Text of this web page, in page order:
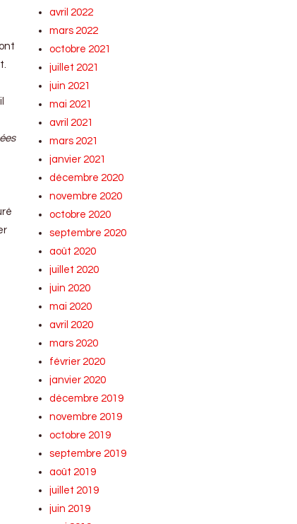
avril 2022
mars 2022
octobre 2021
juillet 2021
juin 2021
mai 2021
avril 2021
mars 2021
janvier 2021
décembre 2020
novembre 2020
octobre 2020
septembre 2020
août 2020
juillet 2020
juin 2020
mai 2020
avril 2020
mars 2020
février 2020
janvier 2020
décembre 2019
novembre 2019
octobre 2019
septembre 2019
août 2019
juillet 2019
juin 2019